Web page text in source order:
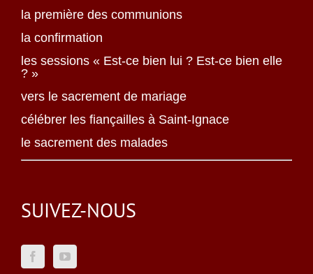
la première des communions
la confirmation
les sessions « Est-ce bien lui ? Est-ce bien elle
? »
vers le sacrement de mariage
célébrer les fiançailles à Saint-Ignace
le sacrement des malades
SUIVEZ-NOUS